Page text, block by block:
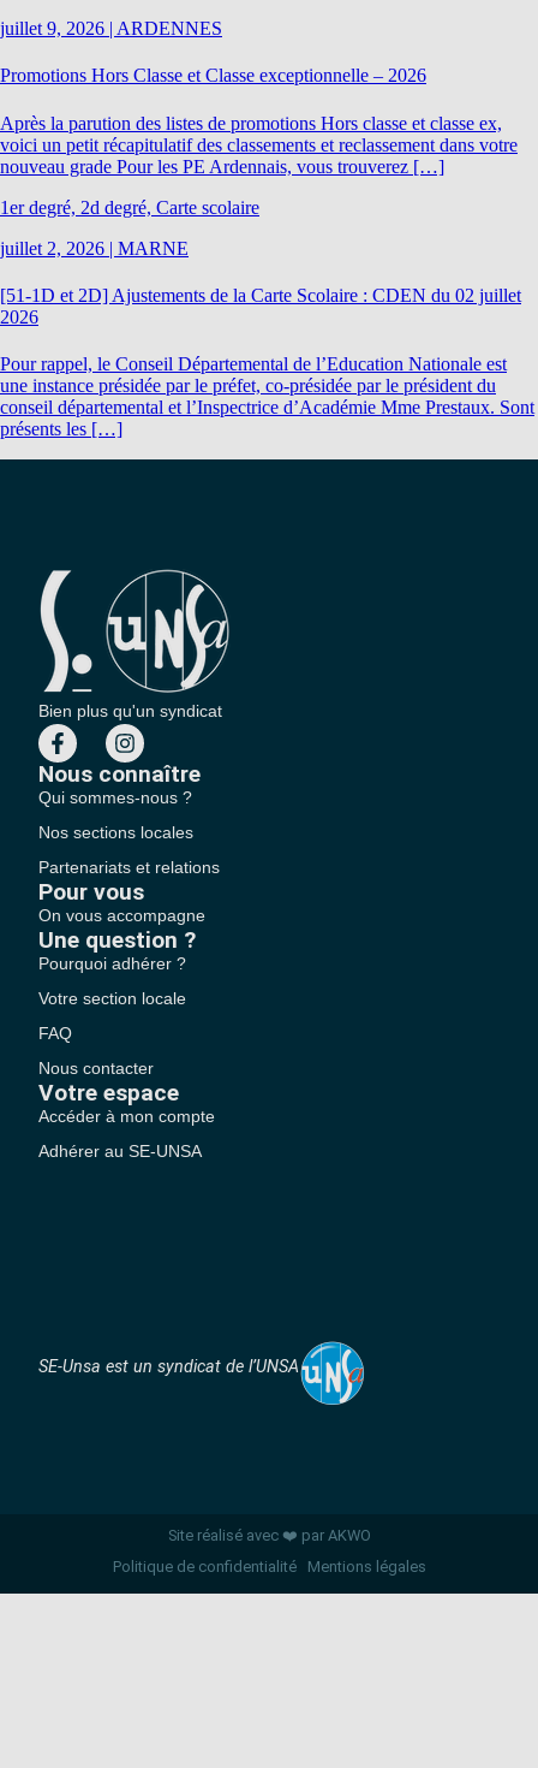
juillet 9, 2026 | ARDENNES
Promotions Hors Classe et Classe exceptionnelle – 2026
Après la parution des listes de promotions Hors classe et classe ex,
voici un petit récapitulatif des classements et reclassement dans votre
nouveau grade Pour les PE Ardennais, vous trouverez […]
1er degré, 2d degré, Carte scolaire
juillet 2, 2026 | MARNE
[51-1D et 2D] Ajustements de la Carte Scolaire : CDEN du 02 juillet
2026
Pour rappel, le Conseil Départemental de l’Education Nationale est
une instance présidée par le préfet, co-présidée par le président du
conseil départemental et l’Inspectrice d’Académie Mme Prestaux. Sont
présents les […]
Bien plus qu'un syndicat
Nous connaître
Qui sommes-nous ?
Nos sections locales
Partenariats et relations
Pour vous
On vous accompagne
Une question ?
Pourquoi adhérer ?
Votre section locale
FAQ
Nous contacter
Votre espace
Accéder à mon compte
Adhérer au SE-UNSA
SE-Unsa est un syndicat de l’UNSA
Site réalisé avec ❤️ par AKWO
Politique de confidentialité
Mentions légales